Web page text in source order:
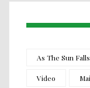
As The Sun Falls
Video